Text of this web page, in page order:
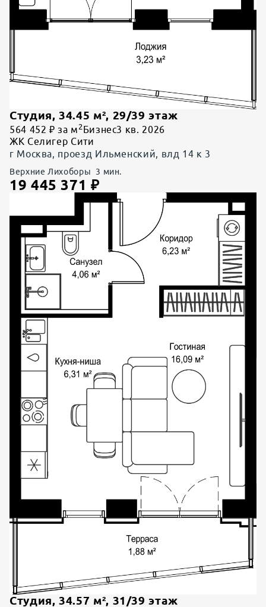
Студия, 34.45 м², 29/39 этаж
564 452 ₽ за м 2 Бизнес3 кв. 2026
ЖК Селигер Сити
г Москва, проезд Ильменский, влд 14 к 3
Верхние Лихоборы 3 мин.
19 445 371 ₽
Студия, 34.57 м², 31 /39 этаж